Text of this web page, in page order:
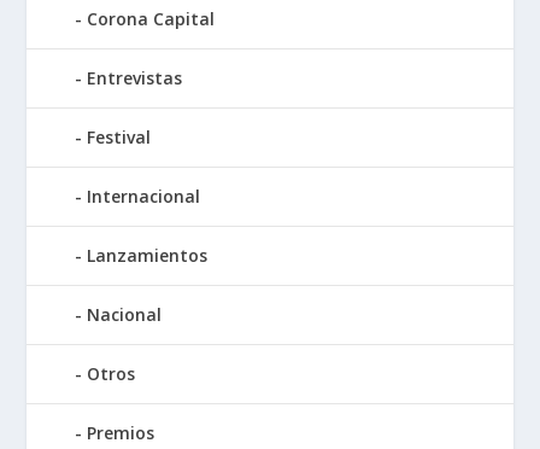
Corona Capital
Entrevistas
Festival
Internacional
Lanzamientos
Nacional
Otros
Premios